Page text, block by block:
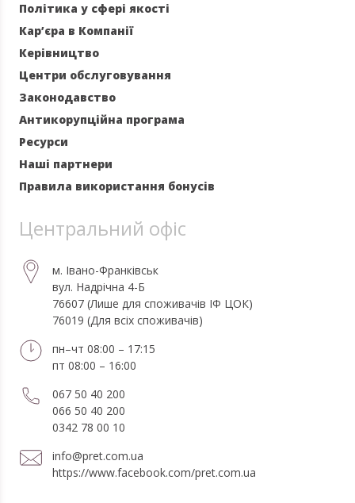
Політика у сфері якості
Кар’єра в Компанії
Керівництво
Центри обслуговування
Законодавство
Антикорупційна програма
Ресурси
Наші партнери
Правила використання бонусів
Центральний офіс
м. Івано-Франківськ
вул. Надрічна 4-Б
76607 (Лише для споживачів ІФ ЦОК)
76019 (Для всіх споживачів)
пн–чт 08:00 – 17:15
пт 08:00 – 16:00
067 50 40 200
066 50 40 200
0342 78 00 10
info@pret.com.ua
https://www.facebook.com/pret.com.ua